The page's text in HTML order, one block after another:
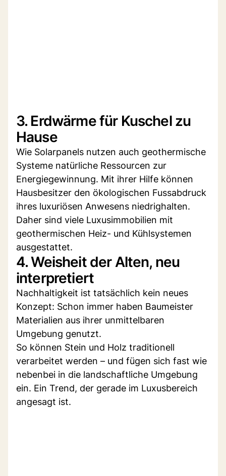
3. Erdwärme für Kuschel zu
Hause
Wie Solarpanels nutzen auch geothermische
Systeme natürliche Ressourcen zur
Energiegewinnung. Mit ihrer Hilfe können
Hausbesitzer den ökologischen Fussabdruck
ihres luxuriösen Anwesens niedrighalten.
Daher sind viele Luxusimmobilien mit
geothermischen Heiz- und Kühlsystemen
ausgestattet.
4. Weisheit der Alten, neu
interpretiert
Nachhaltigkeit ist tatsächlich kein neues
Konzept: Schon immer haben Baumeister
Materialien aus ihrer unmittelbaren
Umgebung genutzt.
So können Stein und Holz traditionell
verarbeitet werden – und fügen sich fast wie
nebenbei in die landschaftliche Umgebung
ein. Ein Trend, der gerade im Luxusbereich
angesagt ist.